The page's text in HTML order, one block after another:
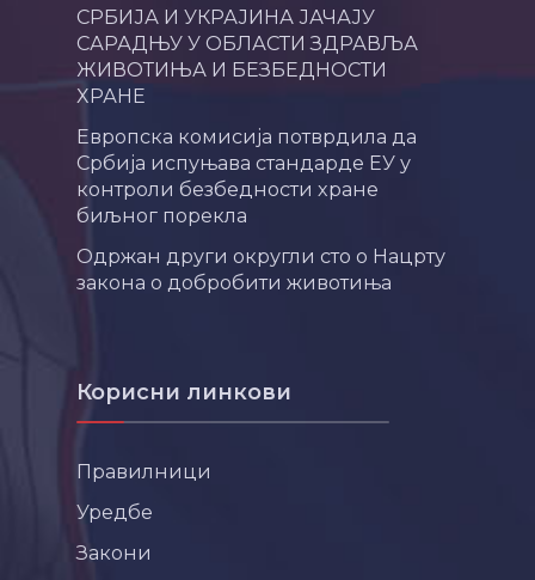
СРБИЈА И УКРАЈИНА ЈАЧАЈУ
САРАДЊУ У ОБЛАСТИ ЗДРАВЉА
ЖИВОТИЊА И БЕЗБЕДНОСТИ
ХРАНЕ
Европска комисија потврдила да
Србија испуњава стандарде ЕУ у
контроли безбедности хране
биљног порекла
Одржан други округли сто о Нацрту
закона о добробити животиња
Корисни линкови
Правилници
Уредбе
Закони